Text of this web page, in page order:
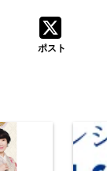
ポスト